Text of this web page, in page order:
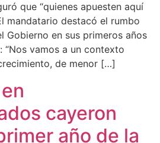
que “quienes apuesten aquí
mandatario destacó el rumbo
Gobierno en sus primeros años
vamos a un contexto
de menor […]
cayeron
año de la